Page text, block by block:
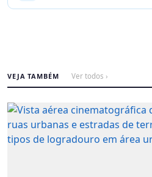
VEJA TAMBÉM Ver todos ›